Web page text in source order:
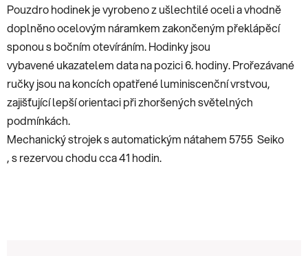
Pouzdro hodinek je vyrobeno z ušlechtilé oceli a vhodně
doplněno ocelovým náramkem zakončeným překlápěcí
sponou s bočním otevíráním. Hodinky jsou
vybavené ukazatelem data na pozici 6. hodiny. Prořezávané
ručky jsou na koncích opatřené luminiscenční vrstvou,
zajišťující lepší orientaci při zhoršených světelných
podmínkách.
Mechanický strojek s automatickým nátahem 5755 Seiko
, s rezervou chodu cca 41 hodin.